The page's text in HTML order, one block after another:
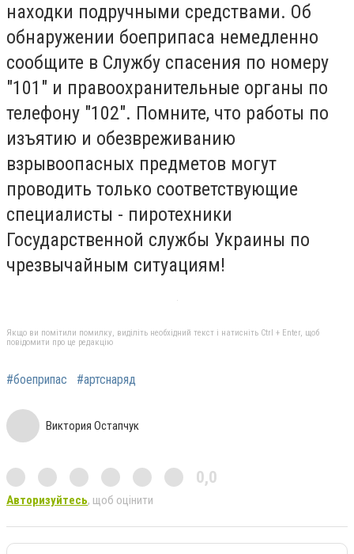
находки подручными средствами. Об
обнаружении боеприпаса немедленно
сообщите в Службу спасения по номеру
"101" и правоохранительные органы по
телефону "102". Помните, что работы по
изъятию и обезвреживанию
взрывоопасных предметов могут
проводить только соответствующие
специалисты - пиротехники
Государственной службы Украины по
чрезвычайным ситуациям!
Якщо ви помітили помилку, виділіть необхідний текст і натисніть Ctrl + Enter, щоб
повідомити про це редакцію
#боеприпас #артснаряд
Виктория Остапчук
0,0
Авторизуйтесь, щоб оцінити